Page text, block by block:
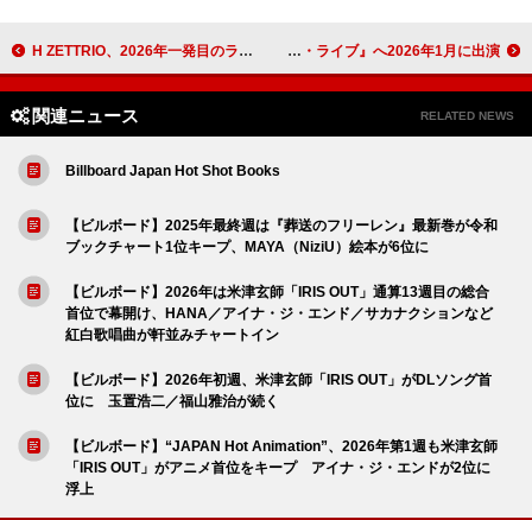
H ZETTRIO、2026年一発目のライブをブルーノート東京で開催 期待と熱気に包まれた2日間のレポート到着 カーディ・B／ギース／テヤナ・テイラーら、米TV番組『サタデー・ナイト・ライブ』へ2026年1月に出演
関連ニュース RELATED NEWS
Billboard Japan Hot Shot Books
【ビルボード】2025年最終週は『葬送のフリーレン』最新巻が令和
ブックチャート1位キープ、MAYA（NiziU）絵本が6位に
【ビルボード】2026年は米津玄師「IRIS OUT」通算13週目の総合
首位で幕開け、HANA／アイナ・ジ・エンド／サカナクションなど
紅白歌唱曲が軒並みチャートイン
【ビルボード】2026年初週、米津玄師「IRIS OUT」がDLソング首
位に 玉置浩二／福山雅治が続く
【ビルボード】“JAPAN Hot Animation”、2026年第1週も米津玄師
「IRIS OUT」がアニメ首位をキープ アイナ・ジ・エンドが2位に
浮上